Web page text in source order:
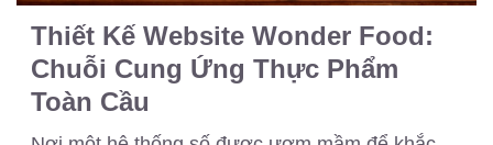
Thiết Kế Website Wonder Food:
Chuỗi Cung Ứng Thực Phẩm
Toàn Cầu